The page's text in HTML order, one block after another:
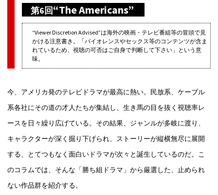
第6回“The Americans”
“Viewer Discretion Advised”は海外の映画・テレビ番組等の冒頭で見
かける注意書き。「バイオレンスやセックス等のコンテンツが含ま
れているため、視聴の可否はご自身で判断して下さい」という意
味。
今、アメリカ発のテレビドラマが最高に熱い。民放系、ケーブル
系各社にその道の才人たちが集結し、生き馬の目を抜く視聴率レ
ースを日々繰り広げている。その結果、ジャンルが多岐に渡り、
キャラクターが深く掘り下げられ、ストーリーが縦横無尽に展開
する、とてつもなく面白いドラマが次々と誕生しているのだ。こ
のコラムでは、そんな「勝ち組ドラマ」から厳選した、止められ
ない作品群を紹介する。